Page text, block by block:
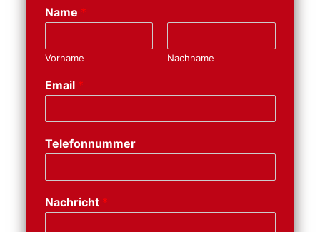
Name *
Vorname Nachname
Email *
Telefonnummer
Nachricht *